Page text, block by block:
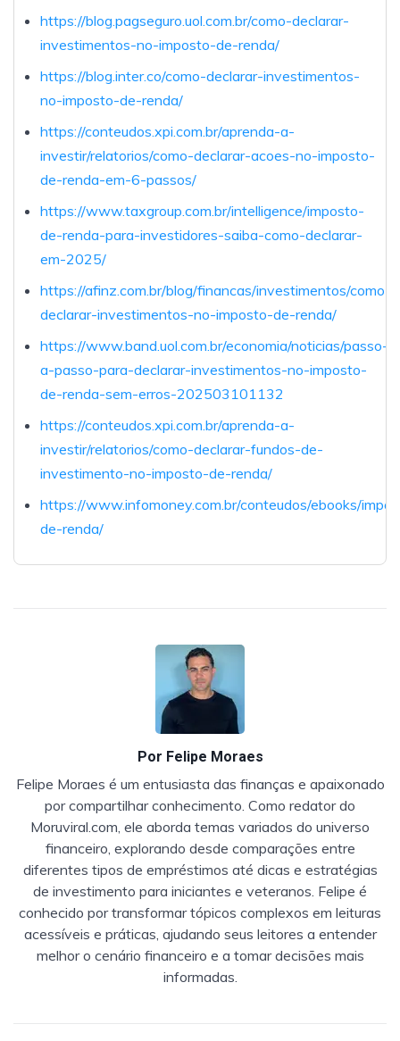
https://blog.pagseguro.uol.com.br/como-declarar-
investimentos-no-imposto-de-renda/
https://blog.inter.co/como-declarar-investimentos-
no-imposto-de-renda/
https://conteudos.xpi.com.br/aprenda-a-
investir/relatorios/como-declarar-acoes-no-imposto-
de-renda-em-6-passos/
https://www.taxgroup.com.br/intelligence/imposto-
de-renda-para-investidores-saiba-como-declarar-
em-2025/
https://afinz.com.br/blog/financas/investimentos/como-
declarar-investimentos-no-imposto-de-renda/
https://www.band.uol.com.br/economia/noticias/passo-
a-passo-para-declarar-investimentos-no-imposto-
de-renda-sem-erros-202503101132
https://conteudos.xpi.com.br/aprenda-a-
investir/relatorios/como-declarar-fundos-de-
investimento-no-imposto-de-renda/
https://www.infomoney.com.br/conteudos/ebooks/
de-renda/
Por Felipe Moraes
Felipe Moraes é um entusiasta das finanças e apaixonado
por compartilhar conhecimento. Como redator do
Moruviral.com, ele aborda temas variados do universo
financeiro, explorando desde comparações entre
diferentes tipos de empréstimos até dicas e estratégias
de investimento para iniciantes e veteranos. Felipe é
conhecido por transformar tópicos complexos em leituras
acessíveis e práticas, ajudando seus leitores a entender
melhor o cenário financeiro e a tomar decisões mais
informadas.